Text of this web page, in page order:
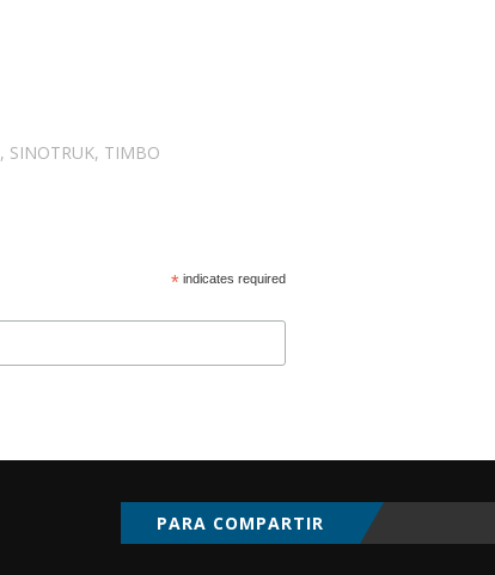
, SINOTRUK, TIMBO
*indicates required
PARA COMPARTIR